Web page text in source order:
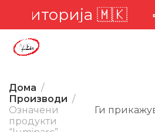
🇲🇰
Дома
Производи
Означени
продукти
Ги